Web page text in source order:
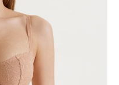
kolekcji bielizny.
i lekkiej ażurowej koronki.
idealny model dla siebie.